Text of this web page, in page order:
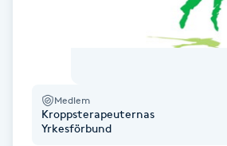
Fotmassage
Medlem
Kroppsterapeuternas
Yrkesförbund